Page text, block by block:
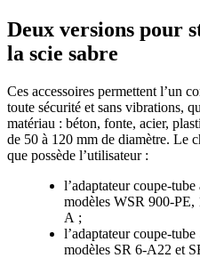
Deux versions pour
la scie sabre
Ces accessoires permettent l’un
toute sécurité et sans vibrations,
matériau : béton, fonte, acier,
de 50 à 120 mm de diamètre. Le
que possède l’utilisateur :
l’adaptateur coupe-
modèles WSR 900-
A ;
l’adaptateur coupe-
modèles SR 6-A22 et